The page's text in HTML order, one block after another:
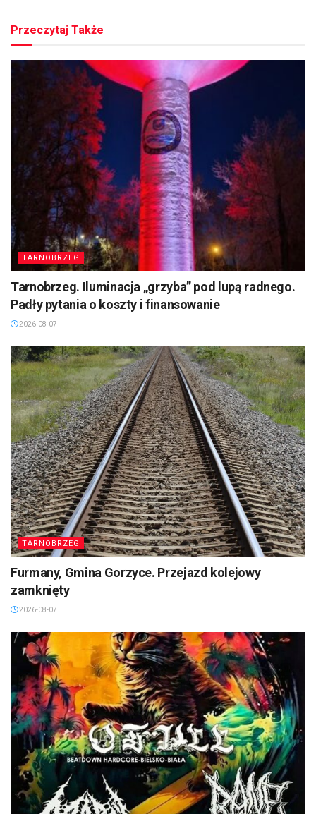
Przeczytaj Także
TARNOBRZEG
Tarnobrzeg. Iluminacja „grzyba” pod lupą radnego.
Padły pytania o koszty i finansowanie
2026-08-07
TARNOBRZEG
Furmany, Gmina Gorzyce. Przejazd kolejowy
zamknięty
2026-08-07